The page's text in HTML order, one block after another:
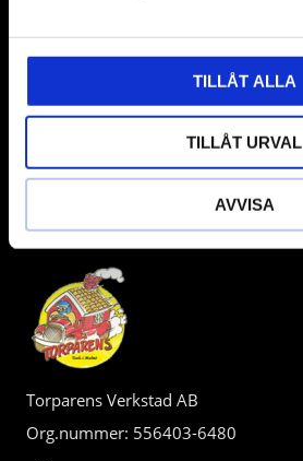
TILLÅT ALLA
TILLÅT URVAL
AVVISA
BUTIK
Torparens Verkstad AB
Org.nummer: 556403-6480